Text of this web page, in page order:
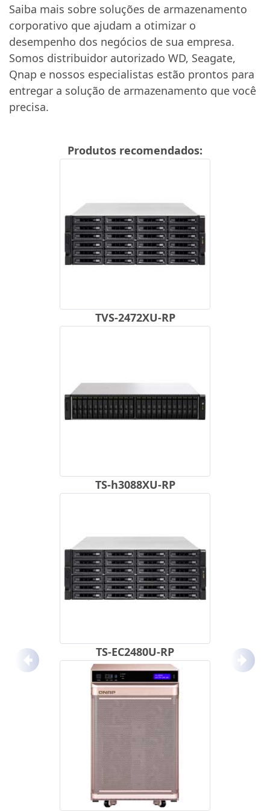
Saiba mais sobre soluções de armazenamento
corporativo que ajudam a otimizar o
desempenho dos negócios de sua empresa.
Somos distribuidor autorizado WD, Seagate,
Qnap e nossos especialistas estão prontos para
entregar a solução de armazenamento que você
precisa.
Produtos recomendados:
TVS-2472XU-RP
TS-h3088XU-RP
TS-EC2480U-RP
Anterior